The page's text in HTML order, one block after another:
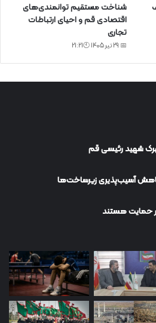
شناخت مستقیم توانمندی‌های
اقتصادی قم و احیای ارتباطات
تجاری
📅 29 تیر 1405 🕙21:21
شهید رئیسی قم
آسیب‌پذیری زیرساخت‌ها
حمایت هستند